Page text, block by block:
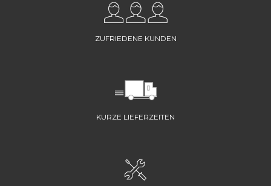
ZUFRIEDENE KUNDEN
KURZE LIEFERZEITEN